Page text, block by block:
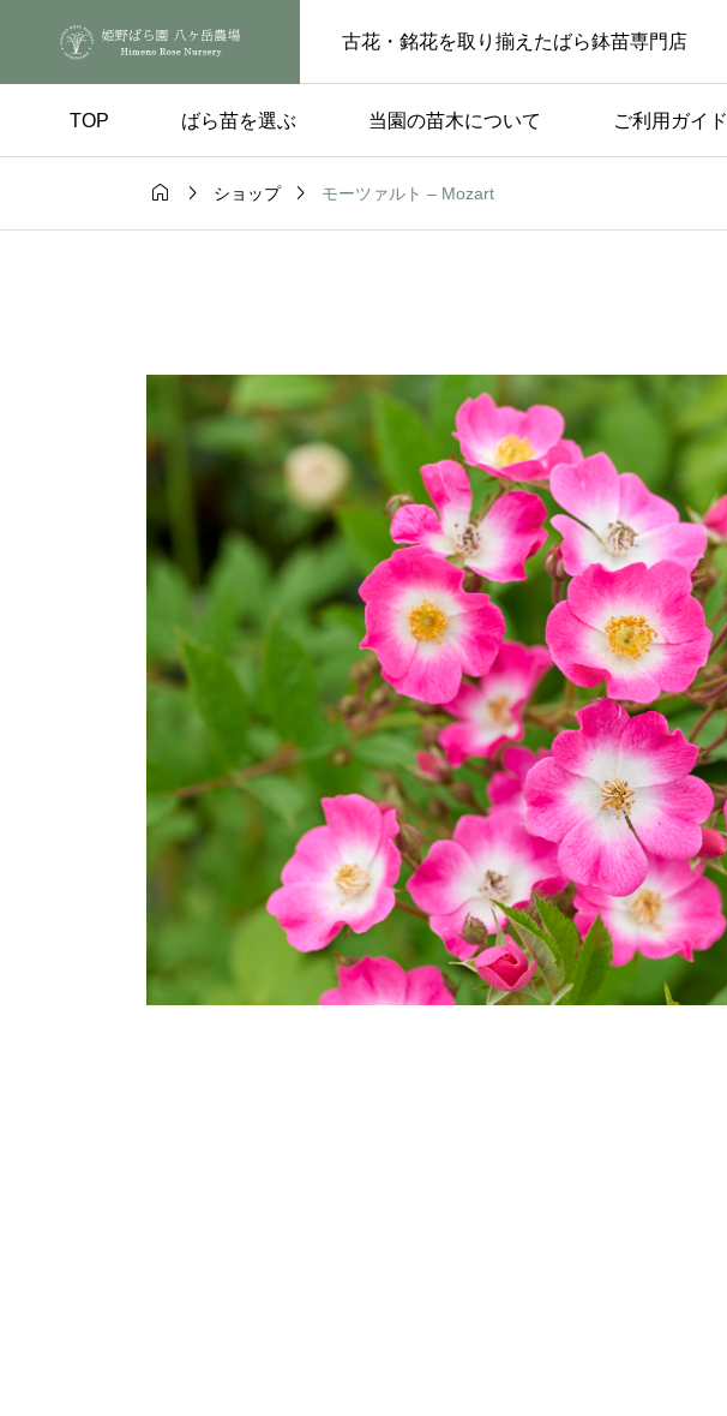
古花・銘花を取り揃えたばら鉢苗専門店
TOP ばら苗を選ぶ 当園の苗木について ご利用ガイド
れ 品種の選び方
  ショップ  モーツァルト – Mozart